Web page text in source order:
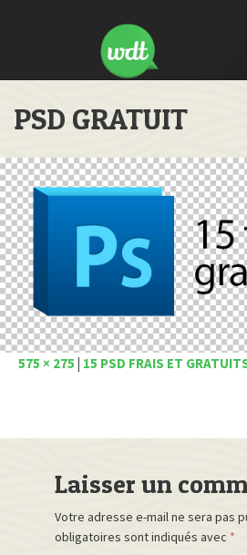
PSD GRATUIT
575 × 275 15 PSD FRAIS ET
Laisser un
Votre adresse e-mail ne sera pas
obligatoires sont indiqués avec *